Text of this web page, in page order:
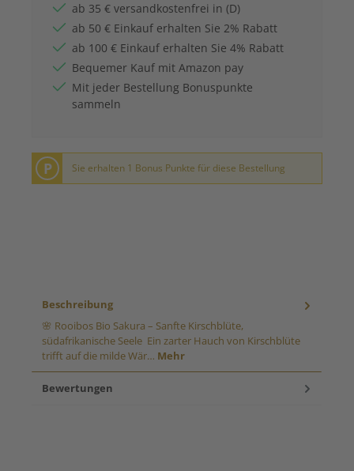
ab 35 € versandkostenfrei in (D)
ab 50 € Einkauf erhalten Sie 2% Rabatt
ab 100 € Einkauf erhalten Sie 4% Rabatt
Bequemer Kauf mit Amazon pay
Mit jeder Bestellung Bonuspunkte
sammeln
P Sie erhalten 1 Bonus Punkte für diese Bestellung
Beschreibung
🌸 Rooibos Bio Sakura – Sanfte Kirschblüte,
südafrikanische Seele Ein zarter Hauch von Kirschblüte
trifft auf die milde Wär… Mehr
Bewertungen